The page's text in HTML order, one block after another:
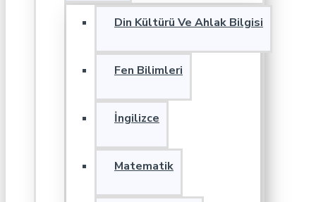
Din Kültürü Ve Ahlak Bilgisi
Fen Bilimleri
İngilizce
Matematik